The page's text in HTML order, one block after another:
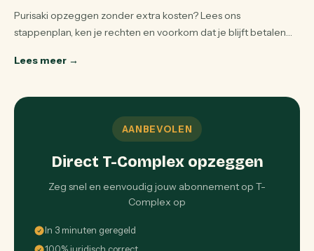
Purisaki opzeggen zonder extra kosten? Lees ons
stappenplan, ken je rechten en voorkom dat je blijft betalen
Lees meer →
AANBEVOLEN
Direct T-Complex opzeggen
Zeg snel en eenvoudig jouw abonnement op T-
Complex op
In 3 minuten geregeld